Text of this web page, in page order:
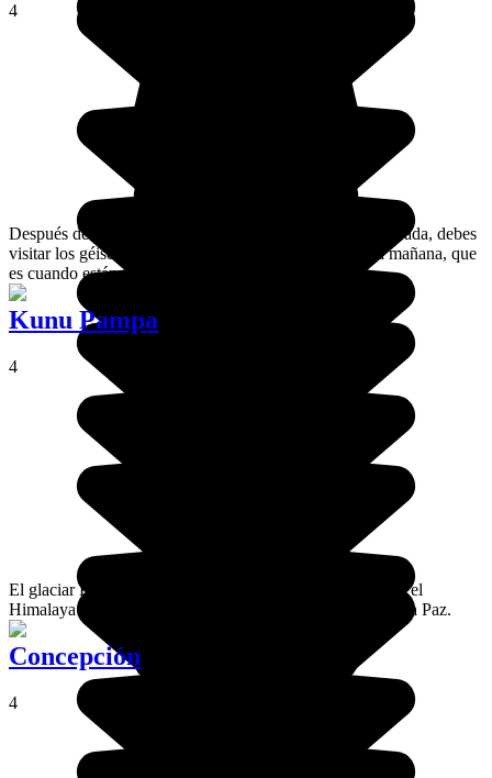
4
Después de una noche glacial a orillas de la laguna Colorada, debes
visitar los géiseres Sol de Mañana a primera hora de la mañana, que
es cuando están más activos.
Kunu Pampa
4
El glaciar Kunu Pampa está situado en la Cordillera Real, el
Himalaya del Nuevo Mundo, en pleno departamento de La Paz.
Concepción
4